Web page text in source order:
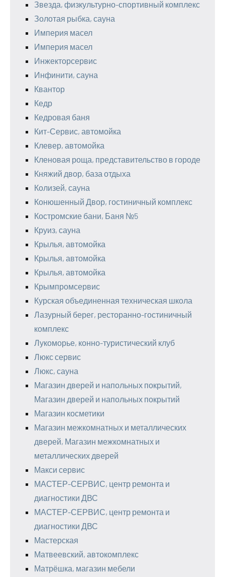
Звезда, физкультурно-спортивный комплекс
Золотая рыбка, сауна
Империя масел
Империя масел
Инжекторсервис
Инфинити, сауна
Квантор
Кедр
Кедровая баня
Кит-Сервис, автомойка
Клевер, автомойка
Кленовая роща, представительство в городе
Княжий двор, база отдыха
Колизей, сауна
Конюшенный Двор, гостиничный комплекс
Костромские бани, Баня №5
Круиз, сауна
Крылья, автомойка
Крылья, автомойка
Крылья, автомойка
Крымпромсервис
Курская объединенная техническая школа
Лазурный берег, ресторанно-гостиничный
комплекс
Лукоморье, конно-туристический клуб
Люкс сервис
Люкс, сауна
Магазин дверей и напольных покрытий,
Магазин дверей и напольных покрытий
Магазин косметики
Магазин межкомнатных и металлических
дверей, Магазин межкомнатных и
металлических дверей
Макси сервис
МАСТЕР-СЕРВИС, центр ремонта и
диагностики ДВС
МАСТЕР-СЕРВИС, центр ремонта и
диагностики ДВС
Мастерская
Матвеевский, автокомплекс
Матрёшка, магазин мебели